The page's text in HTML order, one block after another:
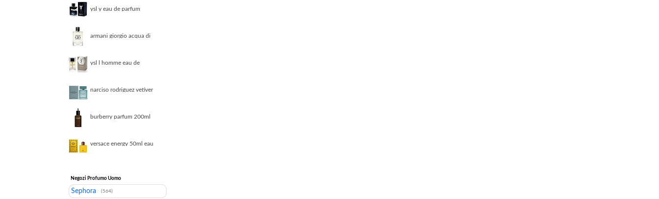
ysl y eau de parfum
armani giorgio acqua di
ysl l homme eau de
narciso rodriguez vetiver
burberry parfum 200ml
versace energy 50ml eau
Negozi Profumo Uomo
Sephora (564)